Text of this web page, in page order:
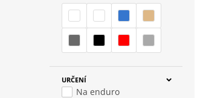
URČENÍ
Na enduro